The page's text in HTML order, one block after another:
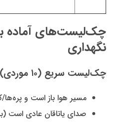
چک‌لیست‌های آماده
نگهداری
چک‌لیست سریع (۱۰ موردی)
مسیر هوا باز است و پره‌ها/
صدای یاتاقان عادی است